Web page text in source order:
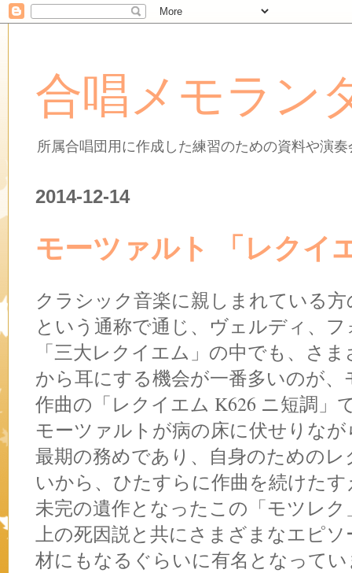
合唱メモラン
所属合唱団用に作成した練習のための資料や演
2014-12-14
モーツァルト 「レクイ
クラシック音楽に親しまれている
という通称で通じ、ヴェルディ、
「三大レクイエム」の中でも、さ
から耳にする機会が一番多いのが、
作曲の「レクイエム K626 ニ短調」
モーツァルトが病の床に伏せりな
最期の務めであり、自身のための
いから、ひたすらに作曲を続けた
未完の遺作となったこの「モツレ
上の死因説と共にさまざまなエピ
材にもなるぐらいに有名となって